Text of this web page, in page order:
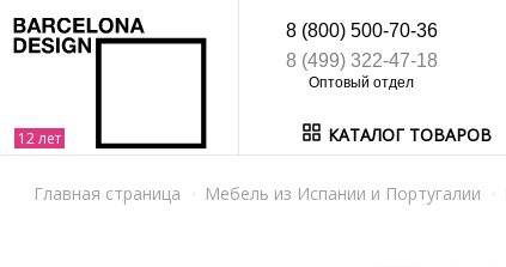
8 (800) 500-70-36
8 (499) 322-47-18
КАТАЛОГ ТОВАРОВ
Главная страница Мебель из Испании и Португалии